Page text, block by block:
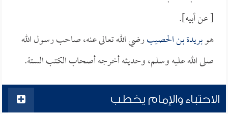
[ عن أبيه].
هوبريدة بن الحصيبرضي الله تعالى عنه، صاحب رسول الله
صلى الله عليه وسلم، وحديثه أخرجه أصحاب الكتب الستة.
الاحتباء والإمام يخطب